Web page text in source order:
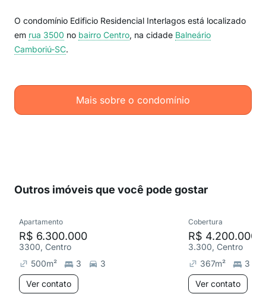
O condomínio Edificio Residencial Interlagos está localizado
em rua 3500 no bairro Centro, na cidade Balneário
Camboriú-SC.
Mais sobre o condomínio
Outros imóveis que você pode gostar
Apartamento
R$ 6.300.000
3300, Centro
500m² 3
3
Ver contato
Cobertura
R$ 4.200.000
3.300, Centro
367m²
3
Ver contato